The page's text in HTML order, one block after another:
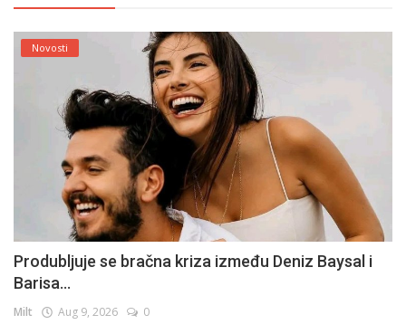
Novosti
Produbljuje se bračna kriza između Deniz Baysal i
Barisa...
Milt Aug 9, 2026 0